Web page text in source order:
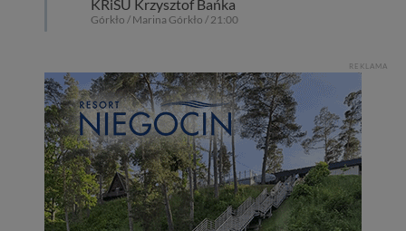
KRiSU Krzysztof Bańka
Górkło / Marina Górkło / 21:00
REKLAMA